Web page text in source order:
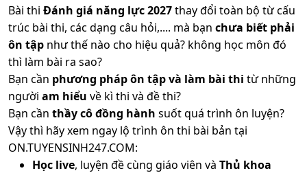
Bài thi Đánh giá năng lực 2027thay đổi toàn bộ từ cấu
trúc bài thi, các dạng câu hỏi,.... mà bạn chưa biết phải
ôn tập như thế nào cho hiệu quả? không học môn đó
thì làm bài ra sao?
Bạn cần phương pháp ôn tập và làm bài thi từ những
người am hiểu về kì thi và đề thi?
Bạn cần thầy cô đồng hành suốt quá trình ôn luyện?
Vậy thì hãy xem ngay lộ trình ôn thi bài bản tại
ON.TUYENSINH247.COM:
Học live, luyện đề cùng giáo viên và Thủ khoa